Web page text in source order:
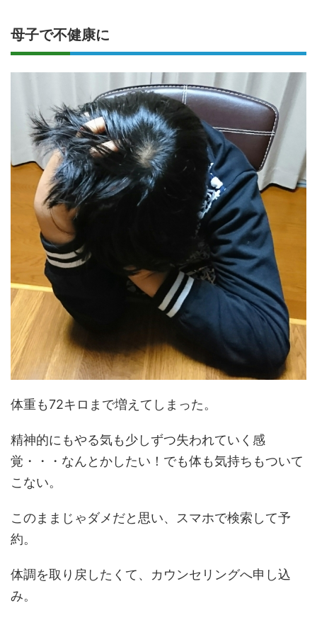
母子で不健康に
体重も72キロまで増えてしまった。
精神的にもやる気も少しずつ失われていく感
覚・・・なんとかしたい！でも体も気持ちもついて
こない。
このままじゃダメだと思い、スマホで検索して予
約。
体調を取り戻したくて、カウンセリングへ申し込
み。